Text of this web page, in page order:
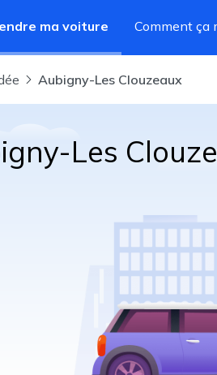
ma voiture Comment ça
Aubigny-Les Clouzeaux
Les